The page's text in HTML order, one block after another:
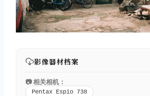
影像器材档案
📷 相关相机：
Pentax Espio 738